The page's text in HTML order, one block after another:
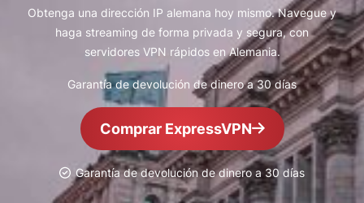
Obtenga una dirección IP alemana hoy mismo. Navegue y
haga streaming de forma privada y segura, con
servidores VPN rápidos en Alemania.
Garantía de devolución de dinero a 30 días
Comprar ExpressVPN
Garantía de devolución de dinero a 30 días